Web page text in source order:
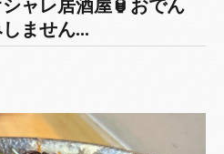
シャレ居酒屋🏮おでん
ません...